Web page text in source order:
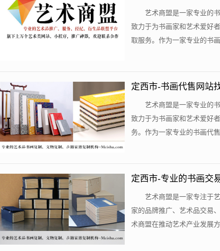
艺术商盟是一家专业的
致力于为书画家和艺术爱好
取服务。作为一家专业的书
定西市-书画代售网站
艺术商盟是一家专业的
致力于为书画家和艺术爱好
务。作为一家专业的书画代
定西市-专业的书画交
艺术商盟是一家专注于
家的品牌推广、艺术品交易
术商盟在推动艺术产业发展